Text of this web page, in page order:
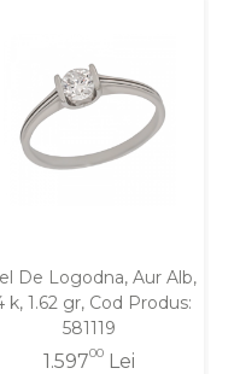
De Logodna, Aur Alb,
k, 1.62 gr, Cod Produs:
581119
1.59700 Lei